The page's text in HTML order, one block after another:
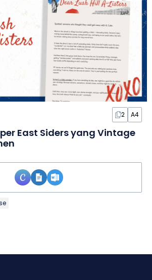
2 A4
East Siders yang Vintage